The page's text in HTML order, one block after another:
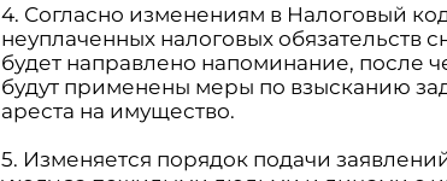
4. Согласно изменениям в Налоговый
неуплаченных налоговых обязательств
будет направлено напоминание, после
будут применены меры по взысканию
ареста на имущество.
5. Изменяется порядок подачи